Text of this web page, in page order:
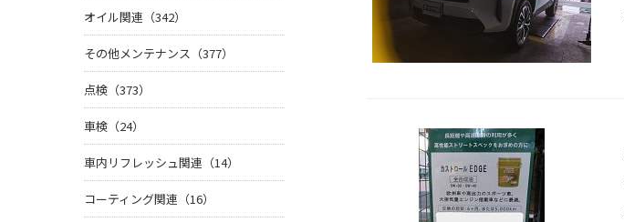
オイル関連（342）
その他メンテナンス（377）
点検（373）
車検（24）
車内リフレッシュ関連（14）
コーティング関連（16）